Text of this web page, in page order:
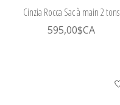
Cinzia Rocca Sac à main 2 tons
595,00$CA